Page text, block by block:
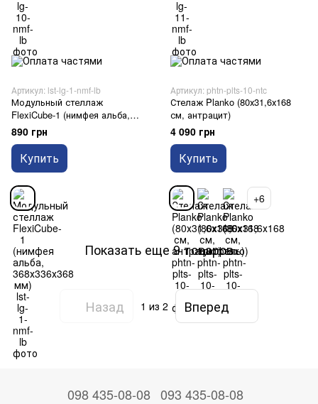
Артикул: lst-lg-1-nmf-lb
Модульный стеллаж
FlexiCube-1 (нимфея альба,
368х336х368 мм)
890 грн
Купить
Артикул: phtn-plts-10-ntc
Стелаж Planko (80х31,6х168
см, антрацит)
4 090 грн
Купить
+6
Показать еще 9 товаров
Назад 1 из 2 Вперед
098 435-08-08 093 435-08-08